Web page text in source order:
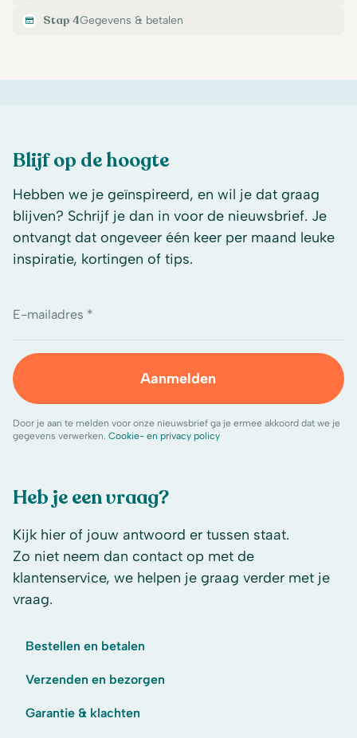
Stap 4Gegevens & betalen
Heb je een vraag?
Kijk hier of jouw antwoord er tussen staat.
Zo niet neem dan contact op met de
klantenservice, we helpen je graag verder met je
vraag.
Bestellen en betalen
Verzenden en bezorgen
Garantie & klachten
Blijf op de hoogte
Hebben we je geïnspireerd, en wil je dat graag
blijven? Schrijf je dan in voor de nieuwsbrief. Je
ontvangt dat ongeveer één keer per maand leuke
inspiratie, kortingen of tips.
E-mailadres *
Aanmelden
Door je aan te melden voor onze nieuwsbrief ga je ermee akkoord dat we je
gegevens verwerken. Cookie- en privacy policy